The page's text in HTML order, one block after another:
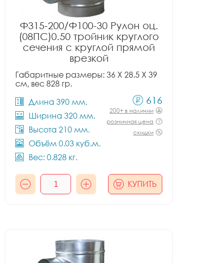
Ф315-200/Ф100-30 Рулон оц.
(08ПС)0.50 тройник круглого
сечения с круглой прямой
врезкой
Габаритные размеры: 36 X 28.5 X 39
см, вес 828 гр.
Длина 390 мм.
Ширина 320 мм.
Высота 210 мм.
Объём 0.03 куб.м.
Вес: 0.828 кг.
616
200+ в наличии
розничная цена
скидки
КУПИТЬ